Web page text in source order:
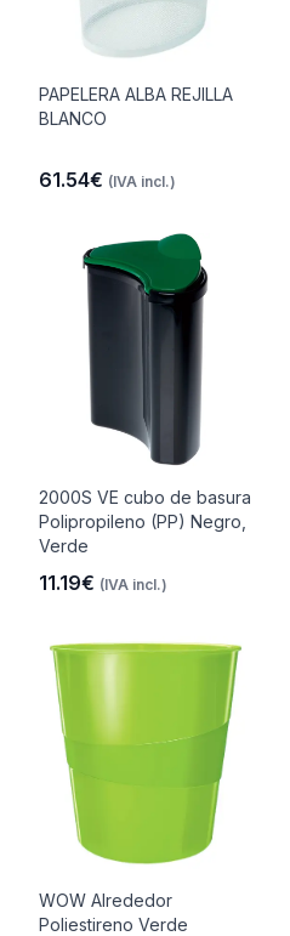
PAPELERA ALBA REJILLA
BLANCO
61.54€ (IVA incl.)
2000S VE cubo de basura
Polipropileno (PP) Negro,
Verde
11.19€ (IVA incl.)
WOW Alrededor
Poliestireno Verde